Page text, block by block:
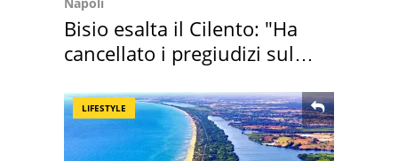
Bisio esalta il Cilento: "Ha
cancellato i pregiudizi sul
LIFESTYLE